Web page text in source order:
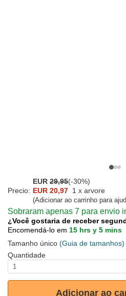
EUR 29,95(-30%)
Precio: EUR 20,97 1 x arvore
(Adicionar ao carrinho para
Sobraram apenas 7 para envio
¿Você gostaria de receber
Encomendá-lo em 15 hrs y 5 mins
Tamanho único (Guia de tamanhos)
Quantidade
Adicionar ao